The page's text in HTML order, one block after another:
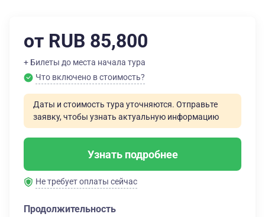
от RUB 85,800
+ Билеты до места начала тура
Что включено в стоимость?
Даты и стоимость тура уточняются. Отправьте
заявку, чтобы узнать актуальную информацию
Узнать подробнее
Не требует оплаты сейчас
Продолжительность